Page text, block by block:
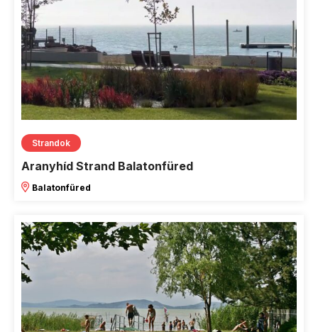
Strandok
Aranyhíd Strand Balatonfüred
Balatonfüred